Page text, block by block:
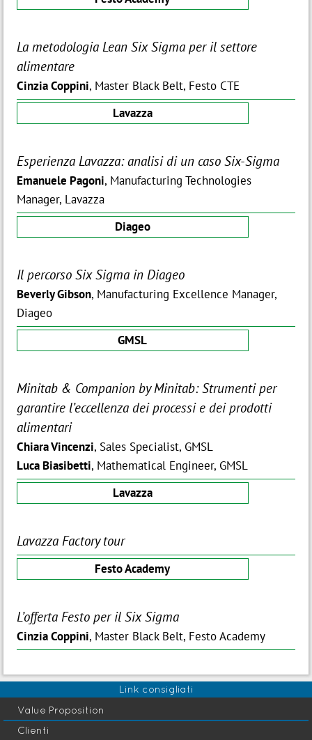
La metodologia Lean Six Sigma per il settore
alimentare
Cinzia Coppini, Master Black Belt, Festo CTE
Lavazza
Esperienza Lavazza: analisi di un caso Six-Sigma
Emanuele Pagoni, Manufacturing Technologies
Manager, Lavazza
Diageo
Il percorso Six Sigma in Diageo
Beverly Gibson, Manufacturing Excellence Manager,
Diageo
GMSL
Minitab & Companion by Minitab: Strumenti per
garantire l’eccellenza dei processi e dei prodotti
alimentari
Chiara Vincenzi, Sales Specialist, GMSL
Luca Biasibetti, Mathematical Engineer, GMSL
Lavazza
Lavazza Factory tour
Festo Academy
L’offerta Festo per il Six Sigma
Cinzia Coppini, Master Black Belt, Festo Academy
Link consigliati
Value Proposition
Clienti